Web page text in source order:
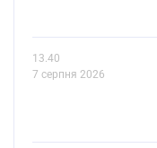
13.40
7 серпня 2026